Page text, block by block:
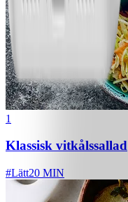
1
Klassisk vitkålssallad
#Lätt20 MIN